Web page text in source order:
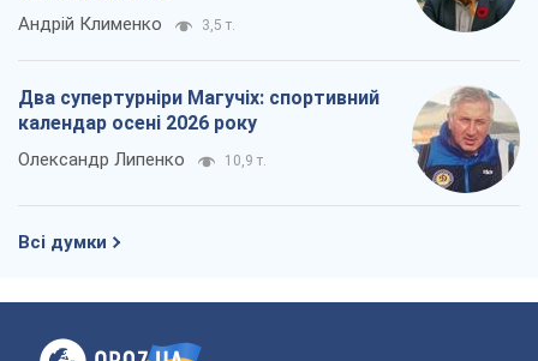
Андрій Клименко 3,5 т.
Два супертурніри Магучіх: спортивний
календар осені 2026 року
Олександр Липенко 10,9 т.
Всі думки